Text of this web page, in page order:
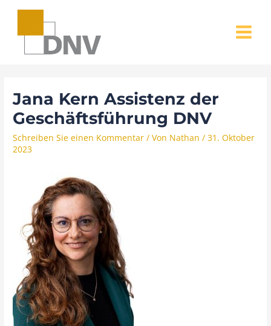
Zum
springen
MENU
Jana Kern Assistenz der
Geschäftsführung DNV
Schreiben Sie einen Kommentar / Von Nathan/31. Oktober
2023